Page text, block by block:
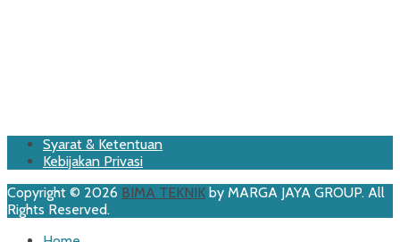
Footer
Menu
Skip
Syarat & Ketentuan
Kebijakan Privasi
Copyright © 2026 BIMA TEKNIK by MARGA JAYA GROUP. All
Rights Reserved.